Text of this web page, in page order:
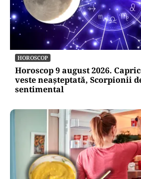
HOROSCOP
Horoscop 9 august 2026.
veste neașteptată, Scorpionii
sentimental